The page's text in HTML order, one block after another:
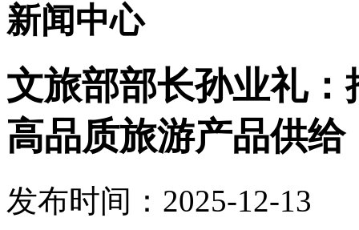
新闻中心
文旅部部长孙业礼
高品质旅游产品供给
发布时间：2025-12-13